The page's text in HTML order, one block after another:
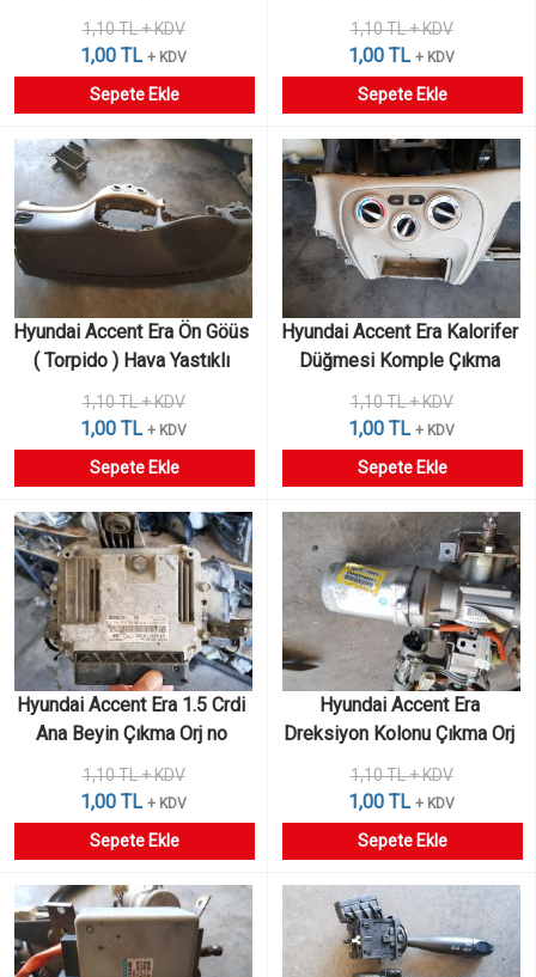
1,10 TL + KDV
1,00 TL + KDV
Sepete Ekle
1,10 TL + KDV
1,00 TL + KDV
Sepete Ekle
Hyundai Accent Era Ön Göüs
( Torpido ) Hava Yastıklı
Çıkma
1,10 TL + KDV
1,00 TL + KDV
Sepete Ekle
Hyundai Accent Era Kalorifer
Düğmesi Komple Çıkma
1,10 TL + KDV
1,00 TL + KDV
Sepete Ekle
Hyundai Accent Era 1.5 Crdi
Ana Beyin Çıkma Orj no
39101-2A410 Boch no: 0281
012 768
1,10 TL + KDV
1,00 TL + KDV
Sepete Ekle
Hyundai Accent Era
Dreksiyon Kolonu Çıkma Orj
no 56310-1E501
1,10 TL + KDV
1,00 TL + KDV
Sepete Ekle